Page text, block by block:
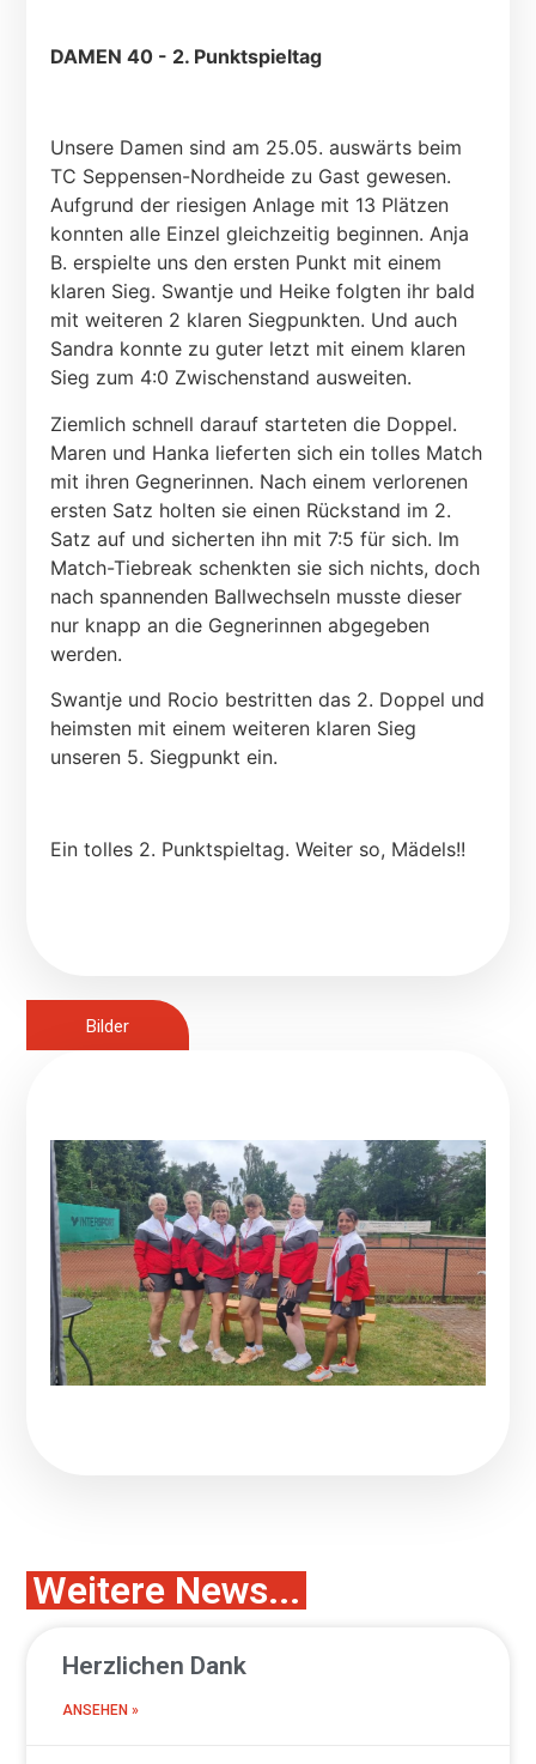
DAMEN 40 - 2. Punktspieltag
Unsere Damen sind am 25.05. auswärts beim
TC Seppensen-Nordheide zu Gast gewesen.
Aufgrund der riesigen Anlage mit 13 Plätzen
konnten alle Einzel gleichzeitig beginnen. Anja
B. erspielte uns den ersten Punkt mit einem
klaren Sieg. Swantje und Heike folgten ihr bald
mit weiteren 2 klaren Siegpunkten. Und auch
Sandra konnte zu guter letzt mit einem klaren
Sieg zum 4:0 Zwischenstand ausweiten.
Ziemlich schnell darauf starteten die Doppel.
Maren und Hanka lieferten sich ein tolles Match
mit ihren Gegnerinnen. Nach einem verlorenen
ersten Satz holten sie einen Rückstand im 2.
Satz auf und sicherten ihn mit 7:5 für sich. Im
Match-Tiebreak schenkten sie sich nichts, doch
nach spannenden Ballwechseln musste dieser
nur knapp an die Gegnerinnen abgegeben
werden.
Swantje und Rocio bestritten das 2. Doppel und
heimsten mit einem weiteren klaren Sieg
unseren 5. Siegpunkt ein.
Ein tolles 2. Punktspieltag. Weiter so, Mädels!!
Bilder
Weitere News...
Herzlichen Dank
ANSEHEN »